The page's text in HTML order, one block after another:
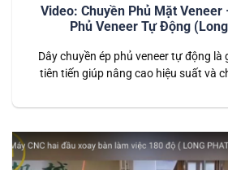
Video: Chuyền Phủ Mặt Veneer
Phủ Veneer Tự Động
Dây chuyền ép phủ veneer tự động là
tiên tiến giúp nâng cao hiệu suất và
dụng để phủ các lớp veneer mỏng lên